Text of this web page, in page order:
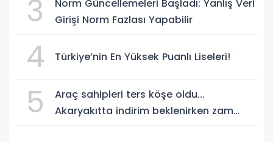
3
Norm Güncellemeleri Başladı: Yanlış Veri
Girişi Norm Fazlası Yapabilir
4 Türkiye’nin En Yüksek Puanlı Liseleri!
5
Araç sahipleri ters köşe oldu...
Akaryakıtta indirim beklenirken zam